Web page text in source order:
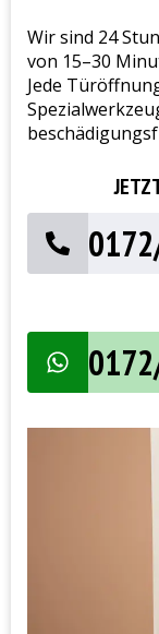
Wir sind 24
von 15–30
Jede